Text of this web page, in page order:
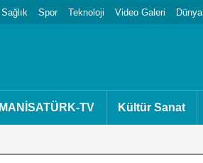
Sağlık Spor Teknoloji Video Galeri Dünya
MANİSATÜRK-TV Kültür Sanat